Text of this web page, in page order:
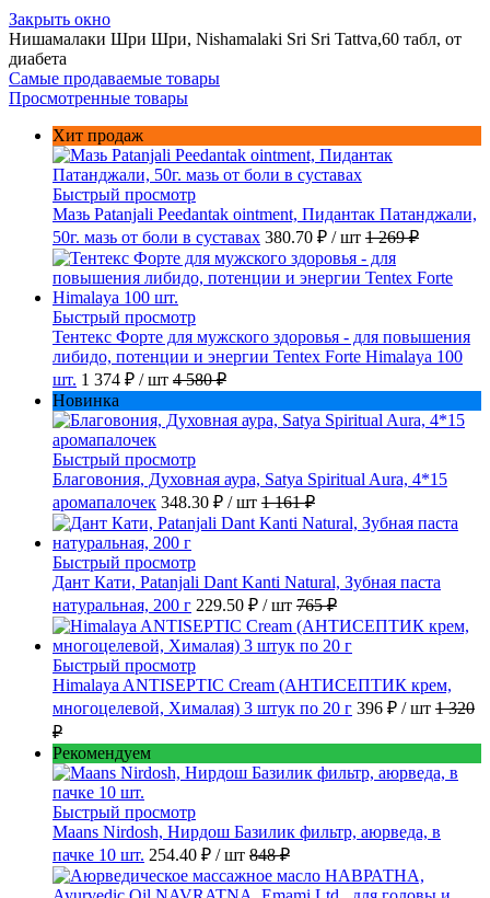
Закрыть окно
Нишамалаки Шри Шри, Nishamalaki Sri Sri Tattva,60 табл, от
диабета
Самые продаваемые товары
Просмотренные товары
Хит продаж
Быстрый просмотр
Мазь Patanjali Peedantak ointment, Пидантак Патанджали,
50г. мазь от боли в суставах 380.70 ₽ / шт 1 269 ₽
Быстрый просмотр
Тентекс Форте для мужского здоровья - для повышения
либидо, потенции и энергии Tentex Forte Himalaya 100
шт. 1 374 ₽ / шт 4 580 ₽
Новинка
Быстрый просмотр
Благовония, Духовная аура, Satya Spiritual Aura, 4*15
аромапалочек 348.30 ₽ / шт 1 161 ₽
Быстрый просмотр
Дант Кати, Patanjali Dant Kanti Natural, Зубная паста
натуральная, 200 г 229.50 ₽ / шт 765 ₽
Быстрый просмотр
Himalaya ANTISEPTIC Cream (АНТИСЕПТИК крем,
многоцелевой, Хималая) 3 штук по 20 г 396 ₽ / шт 1 320
₽
Рекомендуем
Быстрый просмотр
Maans Nirdosh, Нирдош Базилик фильтр, аюрведа, в
пачке 10 шт. 254.40 ₽ / шт 848 ₽